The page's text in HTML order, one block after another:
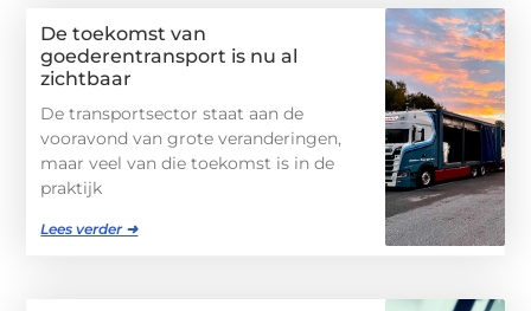
De toekomst van
goederentransport is nu al
zichtbaar
De transportsector staat aan de
vooravond van grote veranderingen,
maar veel van die toekomst is in de
praktijk
Lees verder ➜